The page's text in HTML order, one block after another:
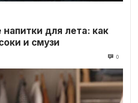
для лета: как
и смузи
0